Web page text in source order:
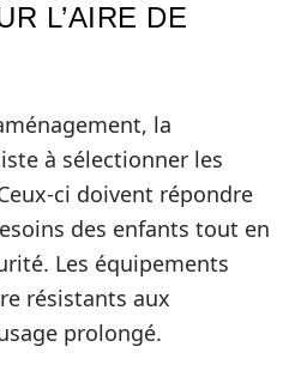
L’AIRE DE
la
à sélectionner les
ci doivent répondre
des enfants tout en
Les équipements
résistants aux
prolongé.